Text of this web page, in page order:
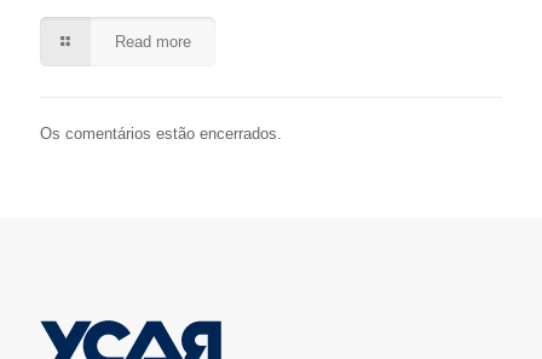
Read more
Os comentários estão encerrados.